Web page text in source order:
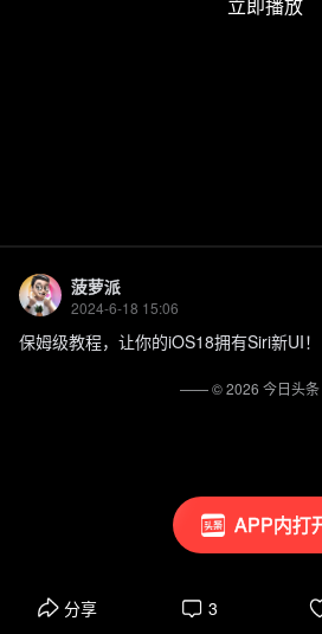
APP内打
菠萝派
2024-6-18 15:06
保姆级教程，让你的iOS18拥有Siri新UI
分享 3
—— ©2026 今日头条